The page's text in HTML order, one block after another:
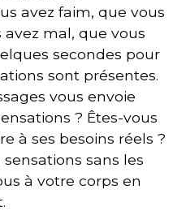
avez faim, que vous
mal, que vous
secondes pour
sont présentes.
vous envoie
? Êtes-vous
à ses besoins réels ?
sans les
à votre corps en